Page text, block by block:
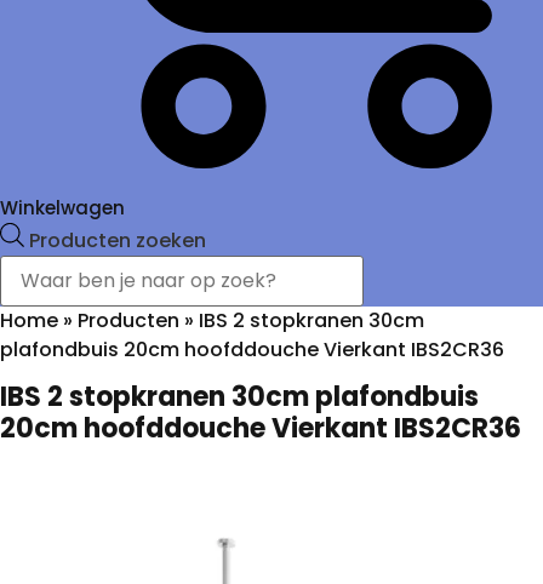
Winkelwagen
Producten zoeken
Home » Producten » IBS 2 stopkranen 30cm
plafondbuis 20cm hoofddouche Vierkant IBS2CR36
IBS 2 stopkranen 30cm plafondbuis
20cm hoofddouche Vierkant IBS2CR36